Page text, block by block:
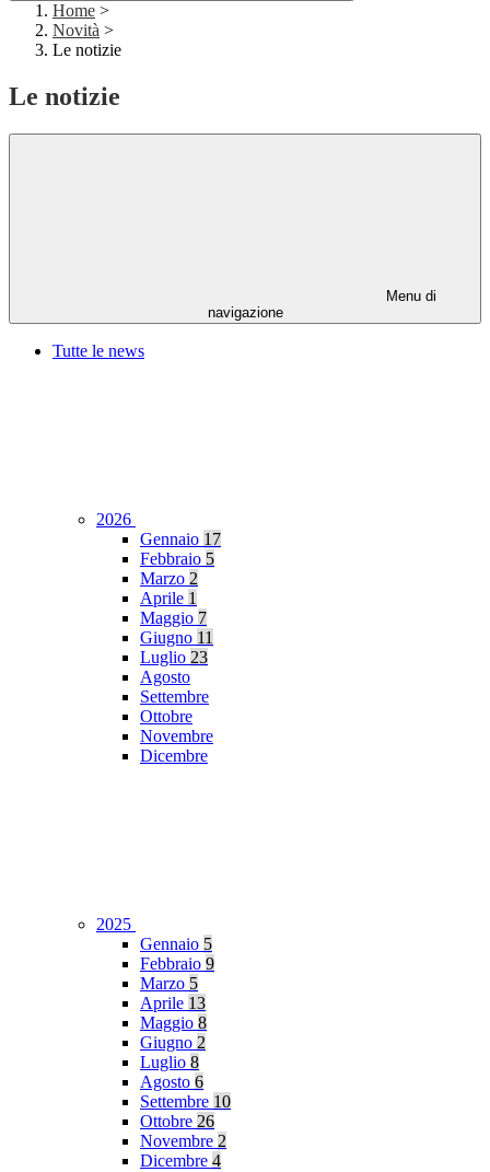
Home >
Novità >
Le notizie
Le notizie
Menu di
navigazione
Tutte le news
2026
Gennaio 17
Febbraio 5
Marzo 2
Aprile 1
Maggio 7
Giugno 11
Luglio 23
Agosto
Settembre
Ottobre
Novembre
Dicembre
2025
Gennaio 5
Febbraio 9
Marzo 5
Aprile 13
Maggio 8
Giugno 2
Luglio 8
Agosto 6
Settembre 10
Ottobre 26
Novembre 2
Dicembre 4